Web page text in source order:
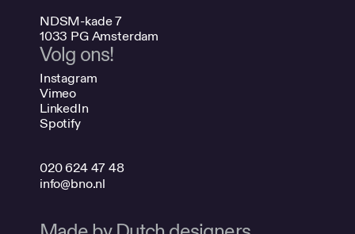
NDSM-kade 7
1033 PG Amsterdam
Volg ons!
Instagram
Vimeo
LinkedIn
Spotify
020 624 47 48
info@bno.nl